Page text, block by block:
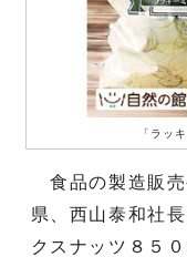
「ラッ
食品の製造販売
県、西山泰和社
クスナッツ８５